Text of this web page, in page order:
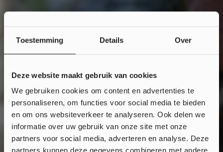
Toestemming Details Over
Deze website maakt gebruik van cookies
We gebruiken cookies om content en advertenties te
personaliseren, om functies voor social media te bieden
en om ons websiteverkeer te analyseren. Ook delen we
informatie over uw gebruik van onze site met onze
partners voor social media, adverteren en analyse. Deze
“I MAKE NEW FRIENDS
EVERY TRAINING. I
Wil je 10% korting
op jouw bestelling?